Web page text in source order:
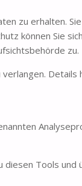
zu erhalten.
können Sie
zu.
Details
diesen Tools und